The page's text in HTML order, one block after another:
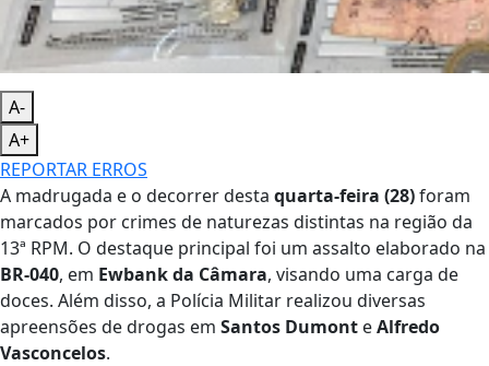
A-
A+
REPORTAR ERROS
A madrugada e o decorrer desta quarta-feira (28)foram
marcados por crimes de naturezas distintas na região da
13ª RPM. O destaque principal foi um assalto elaborado na
BR-040, em Ewbank da Câmara, visando uma carga de
doces. Além disso, a Polícia Militar realizou diversas
apreensões de drogas em Santos Dumont eAlfredo
Vasconcelos.